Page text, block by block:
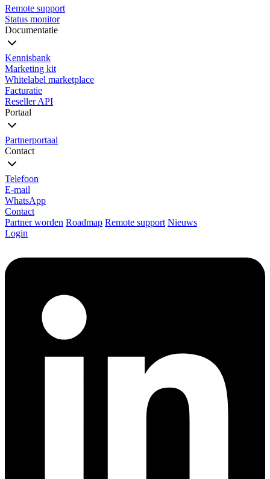
Remote support
Status monitor
Documentatie
Kennisbank
Marketing kit
Whitelabel marketplace
Facturatie
Reseller API
Portaal
Partnerportaal
Contact
Telefoon
E-mail
WhatsApp
Contact
Partner worden Roadmap Remote support Nieuws
Login